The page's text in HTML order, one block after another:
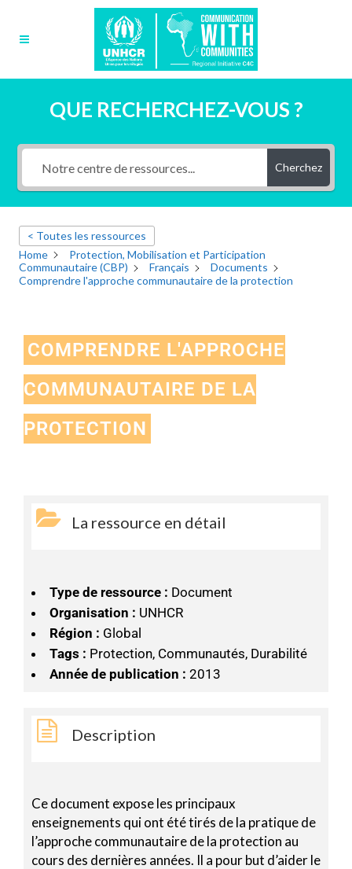
QUE RECHERCHEZ-VOUS ?
Cherchez
< Toutes les ressources
Home
Protection, Mobilisation et Participation
Communautaire (CBP)
Français
Documents
Comprendre l'approche communautaire de la protection
COMPRENDRE L'APPROCHE
COMMUNAUTAIRE DE LA
PROTECTION
La ressource en détail
Type de ressource : Document
Organisation : UNHCR
Région : Global
Tags : Protection, Communautés, Durabilité
Année de publication : 2013
Description
Ce document expose les principaux
enseignements qui ont été tirés de la pratique de
l’approche communautaire de la protection au
cours des dernières années. Il a pour but d’aider le